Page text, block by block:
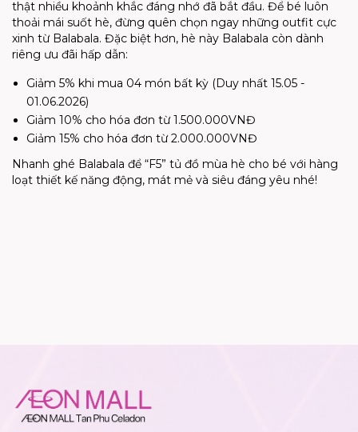
thật nhiều khoảnh khắc đáng nhớ đã bắt đầu. Để bé luôn
thoải mái suốt hè, đừng quên chọn ngay những outfit cực
xinh từ Balabala. Đặc biệt hơn, hè này Balabala còn dành
riêng ưu đãi hấp dẫn:
Giảm 5% khi mua 04 món bất kỳ (Duy nhất 15.05 -
01.06.2026)
Giảm 10% cho hóa đơn từ 1.500.000VNĐ
Giảm 15% cho hóa đơn từ 2.000.000VNĐ
Nhanh ghé Balabala để “F5” tủ đồ mùa hè cho bé với hàng
loạt thiết kế năng động, mát mẻ và siêu đáng yêu nhé!